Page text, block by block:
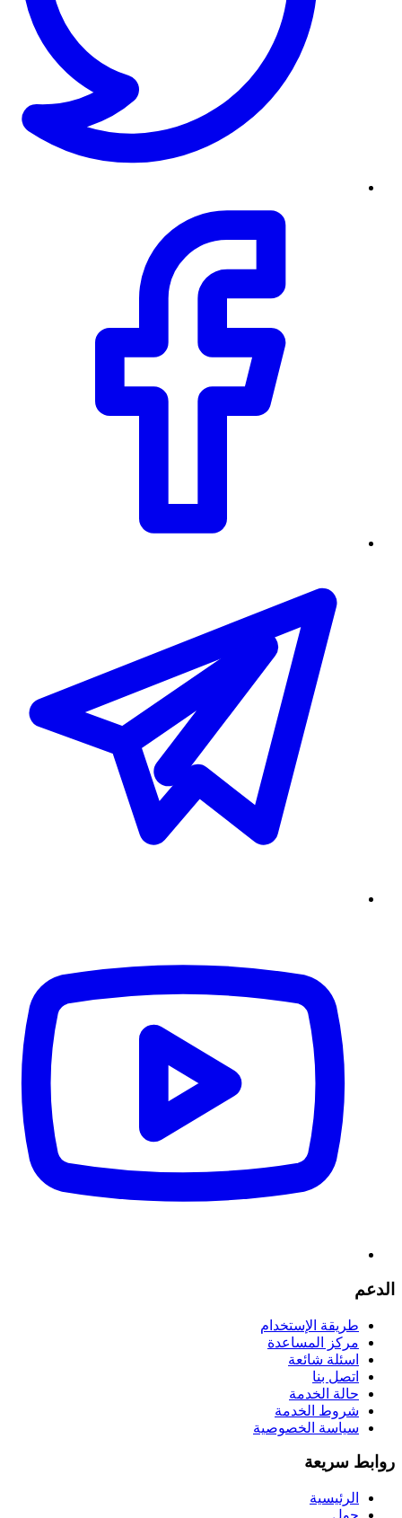
الدعم
طريقة الإستخدام
مركز المساعدة
اسئلة شائعة
اتصل بنا
حالة الخدمة
شروط الخدمة
سياسة الخصوصية
روابط سريعة
الرئيسية
حول